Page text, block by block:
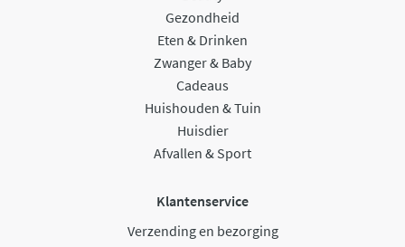
Gezondheid
Eten & Drinken
Zwanger & Baby
Cadeaus
Huishouden & Tuin
Huisdier
Afvallen & Sport
Klantenservice
Verzending en bezorging